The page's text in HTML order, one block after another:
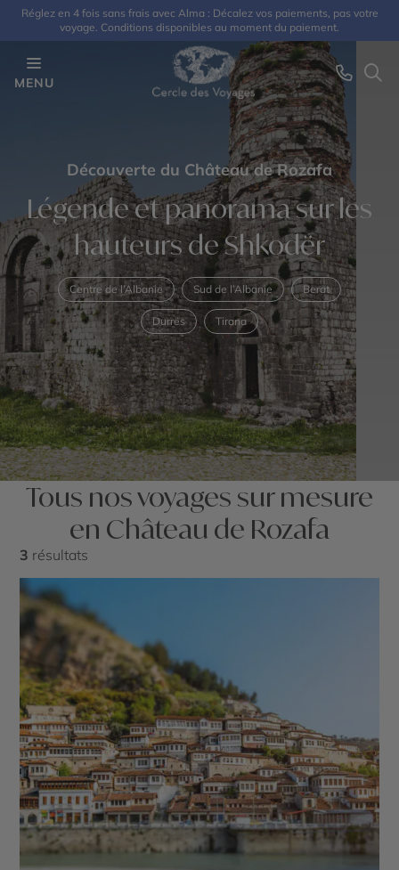
Réglez en 4 fois sans frais avec Alma : Décalez vos paiements, pas votre
voyage. Conditions disponibles au moment du paiement.
MENU
Découverte du Château de Rozafa
Légende et panorama sur les
hauteurs de Shkodër
Centre de l’Albanie Sud de l’Albanie Berat
Durrës Tirana
Tous nos voyages sur mesure
en Château de Rozafa
3 résultats